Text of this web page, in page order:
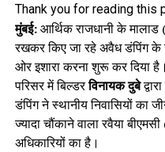
Thank you for reading
मुंबई:आर्थिक राजधानी के मालाड
रखकर किए जा रहे अवैध डंपिंग के
ओर इशारा करना शुरू कर दिया
परिसर में बिल्डरविनायक दुबे
डंपिंग ने स्थानीय निवासियों का
ज्यादा चौंकाने वाला रवैया बीएमसी
अधिकारियों का है।